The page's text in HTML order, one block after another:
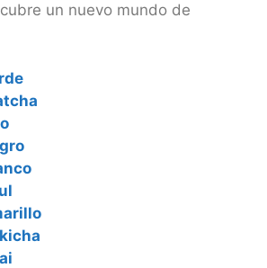
un nuevo mundo de